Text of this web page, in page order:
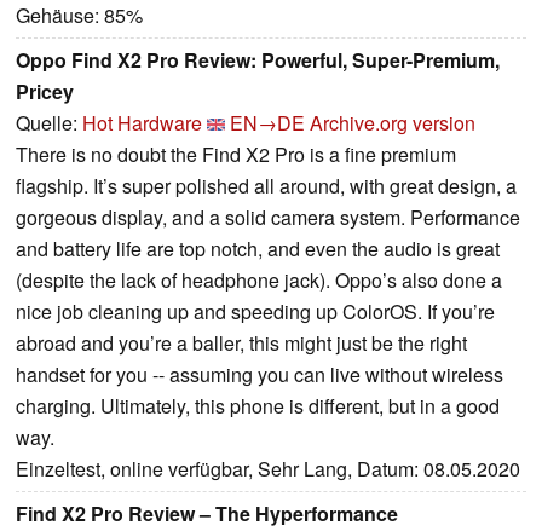
Gehäuse: 85%
Oppo Find X2 Pro Review: Powerful, Super-Premium,
Pricey
Quelle: Hot Hardware EN→DE Archive.org version
There is no doubt the Find X2 Pro is a fine premium
flagship. It’s super polished all around, with great design, a
gorgeous display, and a solid camera system. Performance
and battery life are top notch, and even the audio is great
(despite the lack of headphone jack). Oppo’s also done a
nice job cleaning up and speeding up ColorOS. If you’re
abroad and you’re a baller, this might just be the right
handset for you -- assuming you can live without wireless
charging. Ultimately, this phone is different, but in a good
way.
Einzeltest, online verfügbar, Sehr Lang, Datum: 08.05.2020
Find X2 Pro Review – The Hyperformance